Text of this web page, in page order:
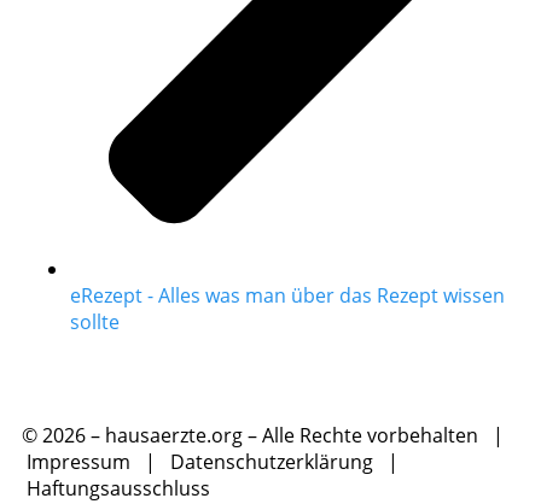
eRezept - Alles was man über das Rezept wissen
sollte
© 2026 – hausaerzte.org – Alle Rechte vorbehalten |
Impressum | Datenschutzerklärung |
Haftungsausschluss